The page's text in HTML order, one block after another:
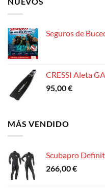
Seguros de
CRESSI Aleta
95,00€
MÁS VENDIDO
Scubapro
266,00€